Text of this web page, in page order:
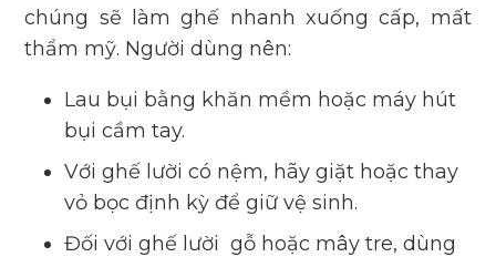
chúng sẽ làm ghế nhanh xuống cấp, mất
thẩm mỹ. Người dùng nên:
Lau bụi bằng khăn mềm hoặc máy hút
bụi cầm tay.
Với ghế lười có nệm, hãy giặt hoặc thay
vỏ bọc định kỳ để giữ vệ sinh.
Đối với ghế lười gỗ hoặc mây tre, dùng